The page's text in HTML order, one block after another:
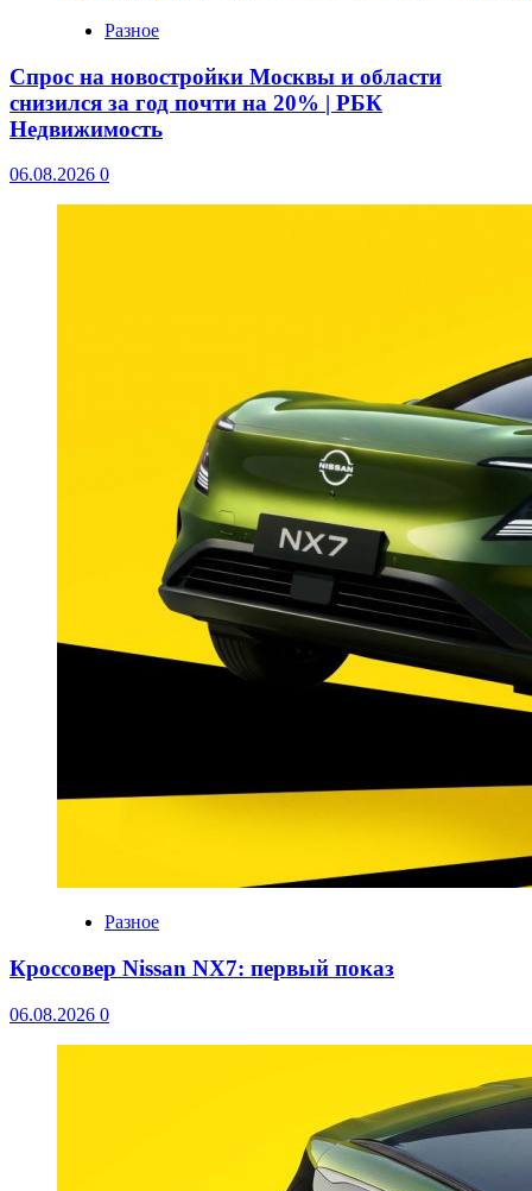
Разное
Спрос на новостройки Москвы и области
снизился за год почти на 20% | РБК
Недвижимость
06.08.2026 0
Разное
Кроссовер Nissan NX7: первый показ
06.08.2026 0